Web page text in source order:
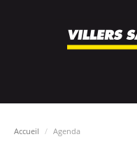
Accueil Agenda